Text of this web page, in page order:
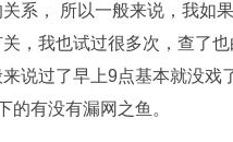
系， 所以一般来说，我如
，我也试过很多次，查了
说过了早上9点基本就没
的有没有漏网之鱼。